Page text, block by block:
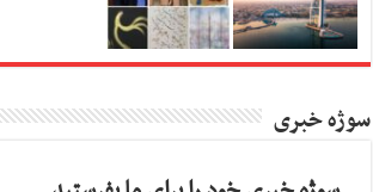
سوژه خبری